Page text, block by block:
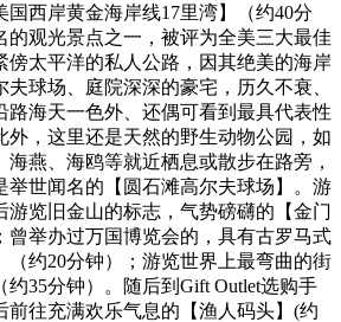
西岸黄金海岸线17里湾】（约40分
的观光景点之一，被评为全美三大最佳
傍太平洋的私人公路，因其绝美的海岸
球场、庭院深深的豪宅，历久不衰、
路海天一色外、还偶可看到最具代表性
外，这里还是天然的野生动物公园，如
燕、海鸥等就近栖息或散步在路旁，
举世闻名的【圆石滩高尔夫球场】。游
游览旧金山的标志，气势磅礴的【金门
曾举办过万国博览会的，具有古罗马式
（约20分钟）；游览世界上最弯曲的街
35分钟）。随后到Gift Outlet选购手
前往充满欢乐气息的【渔人码头】(约